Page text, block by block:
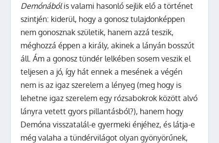
Demónábólis valami hasonló sejlik elő a történet
szintjén: kiderül, hogy a gonosz tulajdonképpen
nem gonosznak születik, hanem azzá teszik,
méghozzá éppen a király, akinek a lányán bosszút
áll. Ám a gonosz tündér lelkében sosem veszik el
teljesen a jó, így hát ennek a mesének a végén
nem is az igaz szerelem a lényeg (meg hogy is
lehetne igaz szerelem egy rózsabokrok között alvó
lányra vetett gyors pillantásból?), hanem hogy
Demóna visszatalál-e gyermeki énjéhez, és látja-e
még valaha a tündérvilágot olyan gyönyörűnek,